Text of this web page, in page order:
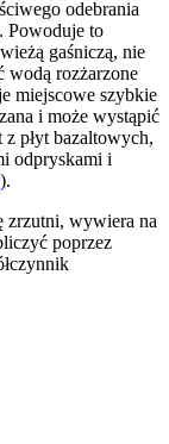
odebrania
Powoduje to
gaśniczą, nie
wodą rozżarzone
miejscowe szybkie
i może wystąpić
z płyt bazaltowych,
odpryskami i
).
zrzutni, wywiera na
poprzez